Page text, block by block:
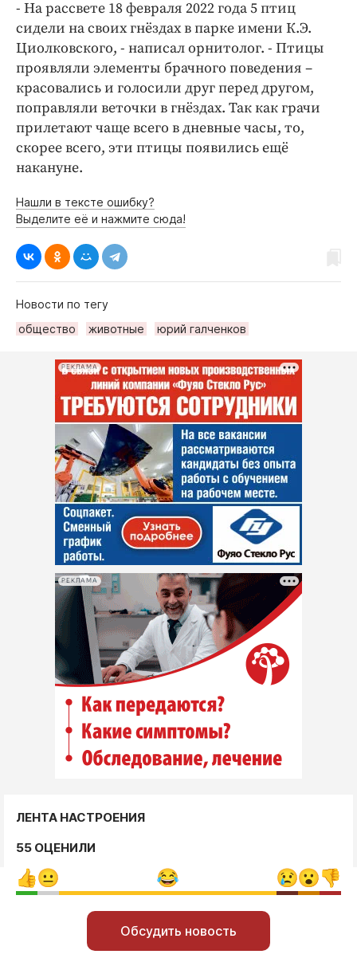
- На рассвете 18 февраля 2022 года 5 птиц
сидели на своих гнёздах в парке имени К.Э.
Циолковского, - написал орнитолог. - Птицы
проявляли элементы брачного поведения –
красовались и голосили друг перед другом,
поправляли веточки в гнёздах. Так как грачи
прилетают чаще всего в дневные часы, то,
скорее всего, эти птицы появились ещё
накануне.
Нашли в тексте ошибку?
Выделите её и нажмите сюда!
Новости по тегу
общество
животные юрий галченков
РЕКЛАМА
РЕКЛАМА
ЛЕНТА НАСТРОЕНИЯ
55 ОЦЕНИЛИ
Обсудить новость